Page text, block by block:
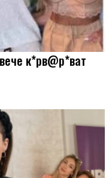
к*рв@р*ват